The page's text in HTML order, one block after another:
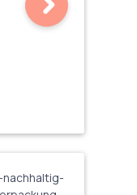
5 von 5 Sternen